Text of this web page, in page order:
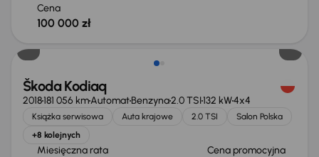
Cena
100 000 zł
Škoda Kodiaq
2018181 056 kmAutomatBenzyna2.0 TSI132 kW4x4
Książka serwisowa Auta krajowe 2.0 TSI
Salon Polska
+8 kolejnych
Miesięczna rata Cena promocyjna